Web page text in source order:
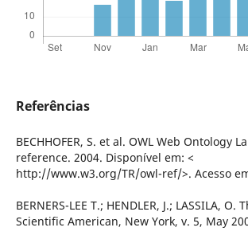
Referências
BECHHOFER, S. et al. OWL Web Ontology
reference. 2004. Disponível em: <
http://www.w3.org/TR/owl-ref/>. Acesso
BERNERS-LEE T.; HENDLER, J.; LASSILA,
Scientific American, New York, v. 5, May